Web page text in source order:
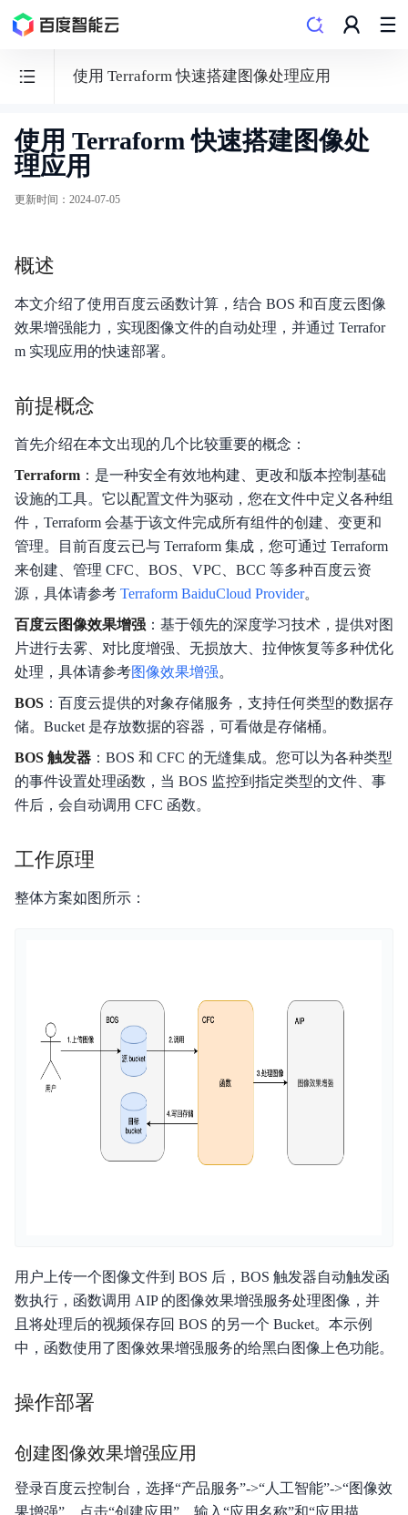
使用 Terraform 快速搭建图像处理应用
函
数
计
功能发布记录
快速入门
操作指南
开发者指南
触发器
工作流
典型实践
API参考
SDK
视频专区
服务条款
Agent托管
使用 Terraform 快速搭建图像处
理应用
更新时间 ： 2024-07-05
概述
本文介绍了使用百度云函数计算，结合 BOS 和百度云图像
效果增强能力，实现图像文件的自动处理，并通过 Terrafor
m 实现应用的快速部署。
前提概念
首先介绍在本文出现的几个比较重要的概念：
Terraform ：是一种安全有效地构建、更改和版本控制基础
设施的工具。它以配置文件为驱动，您在文件中定义各种组
件，Terraform 会基于该文件完成所有组件的创建、变更和
管理。目前百度云已与 Terraform 集成，您可通过 Terraform
来创建、管理 CFC、BOS、VPC、BCC 等多种百度云资
源，具体请参考 Terraform BaiduCloud Provider。
百度云图像效果增强 ：基于领先的深度学习技术，提供对图
片进行去雾、对比度增强、无损放大、拉伸恢复等多种优化
处理，具体请参考图像效果增强。
BOS ：百度云提供的对象存储服务，支持任何类型的数据存
储。Bucket 是存放数据的容器，可看做是存储桶。
BOS 触发器 ：BOS 和 CFC 的无缝集成。您可以为各种类型
的事件设置处理函数，当 BOS 监控到指定类型的文件、事
件后，会自动调用 CFC 函数。
工作原理
整体方案如图所示：
用户上传一个图像文件到 BOS 后，BOS 触发器自动触发函
数执行，函数调用 AIP 的图像效果增强服务处理图像，并
且将处理后的视频保存回 BOS 的另一个 Bucket。本示例
中，函数使用了图像效果增强服务的给黑白图像上色功能。
操作部署
创建图像效果增强应用
登录百度云控制台，选择“产品服务”->“人工智能”->“图像效
果增强”，点击“创建应用”，输入“应用名称”和“应用描